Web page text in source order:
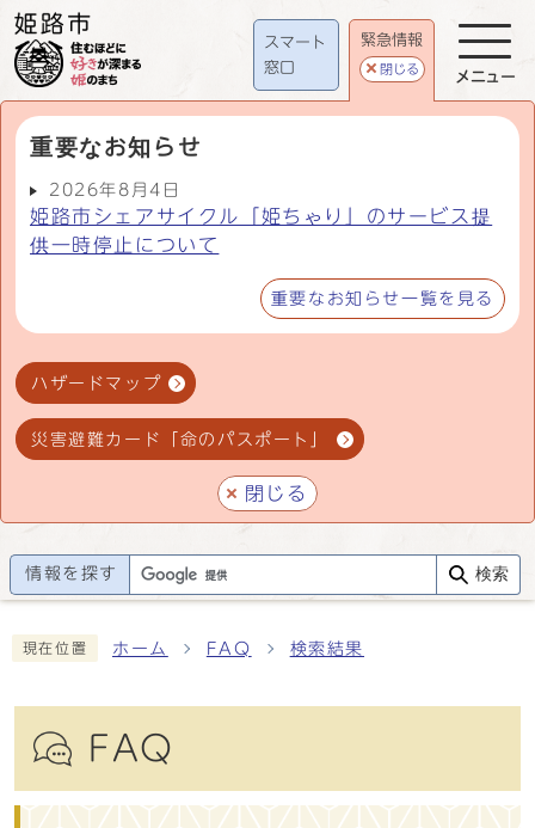
スマート
窓口
緊急情報
閉じる
重要なお知らせ
2026年8月4日
姫路市シェアサイクル「姫ちゃり」のサービス提
供一時停止について
重要なお知らせ一覧を見る
ハザードマップ
災害避難カード「命のパスポート」
閉じる
メニュー
情報を探す 検索
現在位置 ホーム FAQ 検索結果
FAQ